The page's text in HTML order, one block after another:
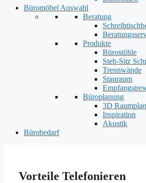
Büromöbel Auswahl
Beratung
Produkte
Bürostühle
Steh-Sitz
Trennwände
Stauraum
Büroplanung
3D
Inspiration
Akustik
Bürobedarf
Vorteile Telefonieren